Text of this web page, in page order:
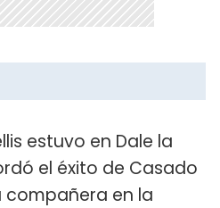
estuvo en Dale la
el éxito de Casado
compañera en la